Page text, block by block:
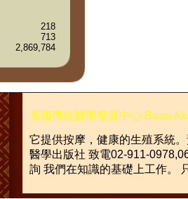
218
713
2,869,784
泰國傳統醫學發展中心 Baan
它提供按摩，健康的生殖系統。
醫學出版社 致電02-911-
詢 我們在知識的基礎上工作。